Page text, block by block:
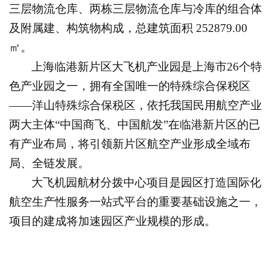
三层物流仓库、两栋三层物流仓库与冷库的组合体
及附属建、构筑物构成，总建筑面积 252879.00
㎡。
上海临港新片区大飞机产业园是上海市26个特
色产业园之一，拥有全国唯一的特殊综合保税区
——洋山特殊综合保税区，依托我国民用航空产业
两大主体“中国商飞、中国航发”在临港新片区的已
有产业布局，将引领新片区航空产业形成全域布
局、全链发展。
大飞机园航材分拨中心项目是园区打造国际化
航空生产性服务一站式平台的重要基础设施之一，
项目的建成将加速园区产业规模的形成。